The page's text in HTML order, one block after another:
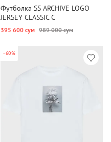
Футболка SS ARCHIVE LOGO
JERSEY CLASSIC C
395 600 сум 989 000 сум
-60%